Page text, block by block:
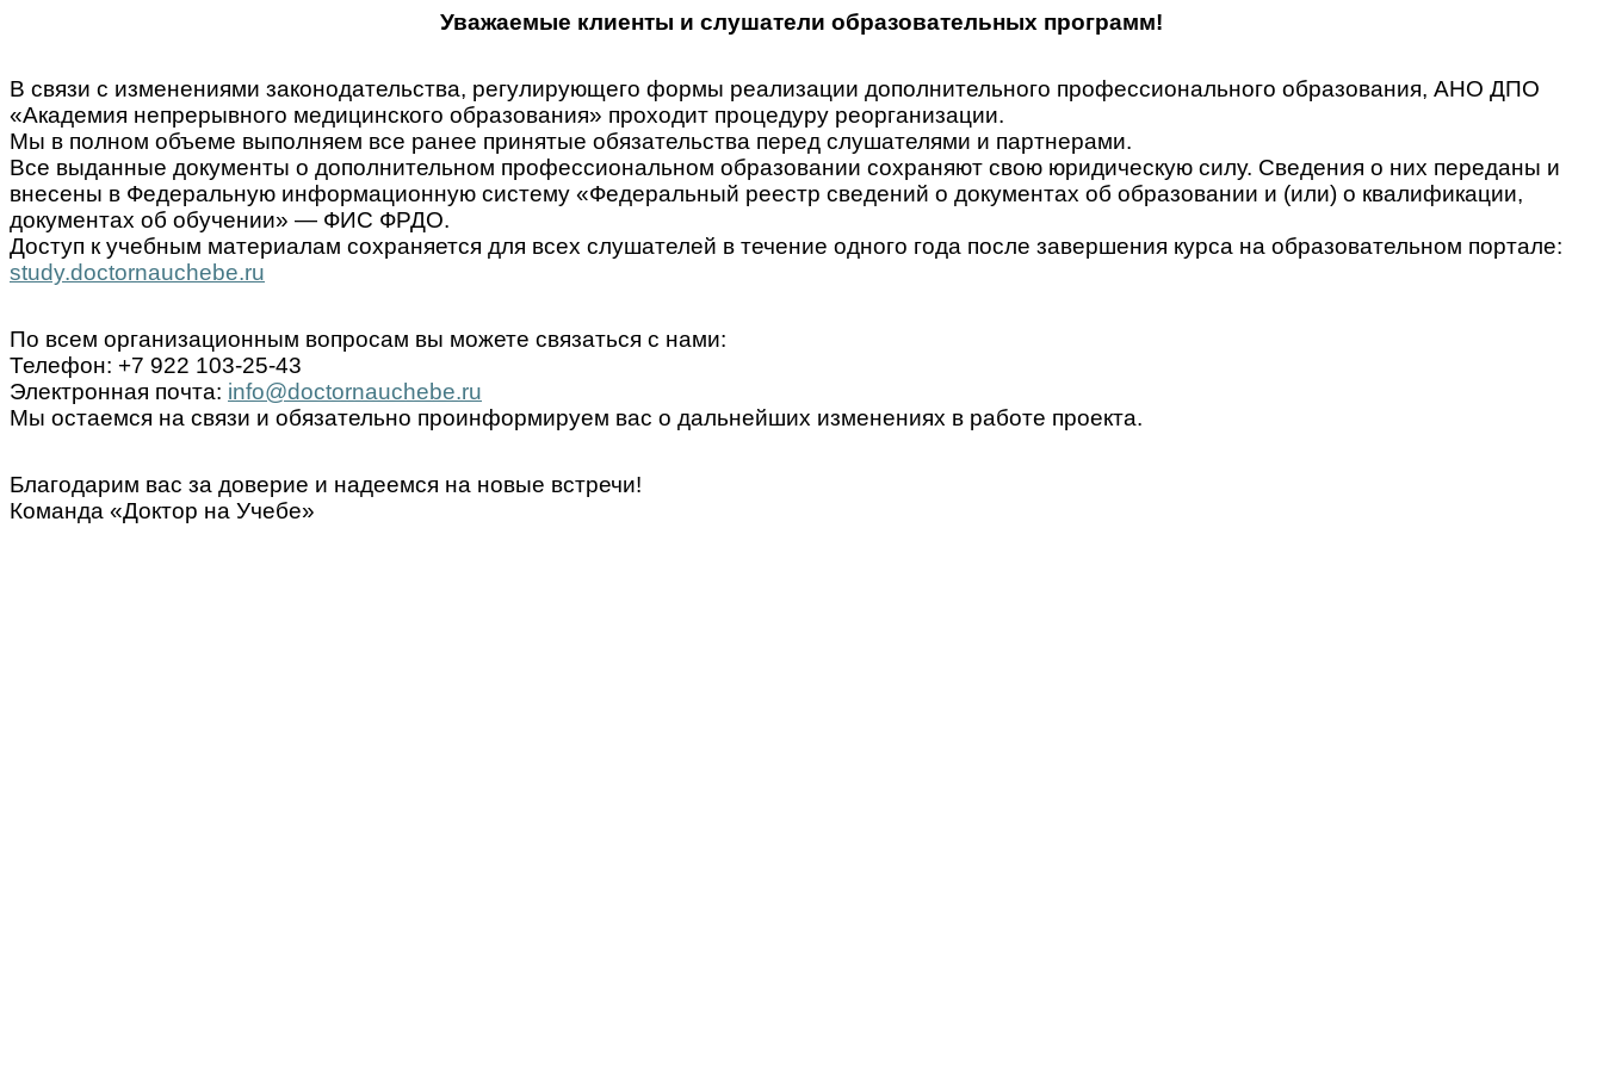
Уважаемые клиенты и слушатели образовательных программ!
В связи с изменениями законодательства, регулирующего формы реализации дополнительного профессионального образования, АНО ДПО
«Академия непрерывного медицинского образования» проходит процедуру реорганизации.
Мы в полном объеме выполняем все ранее принятые обязательства перед слушателями и партнерами.
Все выданные документы о дополнительном профессиональном образовании сохраняют свою юридическую силу. Сведения о них переданы и
внесены в Федеральную информационную систему «Федеральный реестр сведений о документах об образовании и (или) о квалификации,
документах об обучении» — ФИС ФРДО.
Доступ к учебным материалам сохраняется для всех слушателей в течение одного года после завершения курса на образовательном портале:
study.doctornauchebe.ru
По всем организационным вопросам вы можете связаться с нами:
Телефон: +7 922 103-25-43
Электронная почта: info@doctornauchebe.ru
Мы остаемся на связи и обязательно проинформируем вас о дальнейших изменениях в работе проекта.
Благодарим вас за доверие и надеемся на новые встречи!
Команда «Доктор на Учебе»